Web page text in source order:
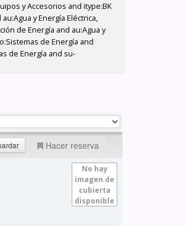
y Accesorios and itype:BK
y Energía Eléctrica,
de Energía and au:Agua y
de Energía and
de Energía and su-
Hacer reserva
No hay
imagen de
cubierta
disponible